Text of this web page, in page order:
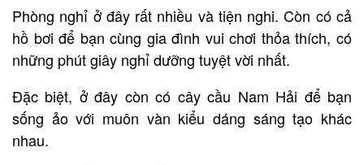
Phòng nghỉ ở đây rất nhiều và tiện nghi. Còn có cả
hồ bơi để bạn cùng gia đình vui chơi thỏa thích, có
những phút giây nghỉ dưỡng tuyệt vời nhất.
Đặc biệt, ở đây còn có cây cầu Nam Hải để bạn
sống ảo với muôn vàn kiểu dáng sáng tạo khác
nhau.